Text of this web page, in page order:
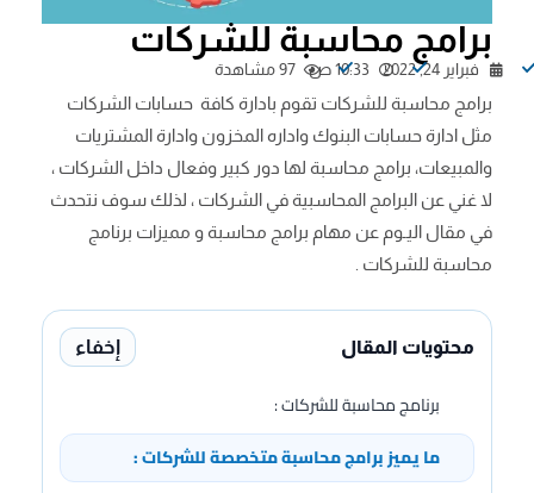
برامج محاسبة للشركات
فبراير 24, 2022 10:33 ص 97 مشاهدة
برامج محاسبة للشركات تقوم بادارة كافة حسابات الشركات
مثل ادارة حسابات البنوك واداره المخزون وادارة المشتريات
والمبيعات، برامج محاسبة لها دور كبير وفعال داخل الشركات ،
لا غني عن البرامج المحاسبية في الشركات ، لذلك سوف نتحدث
في مقال اليـوم عن مهام برامج محاسبة و مميزات برنامج
محاسبة للشركات .
محتويات المقال إخفاء
برنامج محاسبة للشركات :
ما يميز برامج محاسبة متخصصة للشركات :